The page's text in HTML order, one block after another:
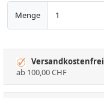
Menge
Versandkostenfrei
ab 100,00 CHF